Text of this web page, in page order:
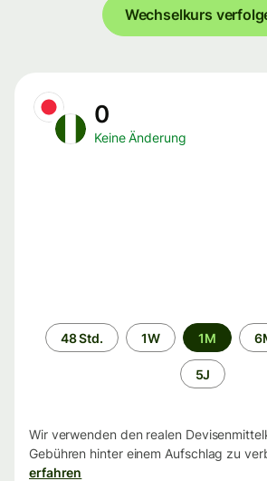
Wechselkurs
0
Keine Änderung
Zeitraum
48 Std. 1W 1M
5J
Wir verwenden den realen
Gebühren hinter einem Aufschlag zu
erfahren